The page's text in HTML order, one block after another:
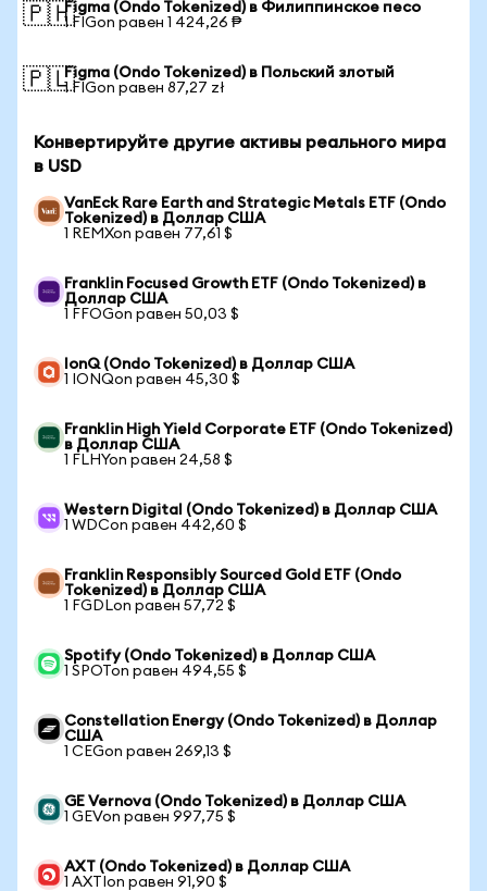
🇵🇭Figma (Ondo Tokenized) в Филиппинское песо
1 FIGon равен 1 424,26 ₱
🇵🇱Figma (Ondo Tokenized) в Польский злотый
1 FIGon равен 87,27 zł
Конвертируйте другие активы реального мира
в USD
VanEck Rare Earth and Strategic Metals ETF (Ondo
Tokenized) в Доллар США
1 REMXon равен 77,61 $
Franklin Focused Growth ETF (Ondo Tokenized) в
Доллар США
1 FFOGon равен 50,03 $
IonQ (Ondo Tokenized) в Доллар США
1 IONQon равен 45,30 $
Franklin High Yield Corporate ETF (Ondo Tokenized)
в Доллар США
1 FLHYon равен 24,58 $
Western Digital (Ondo Tokenized) в Доллар США
1 WDCon равен 442,60 $
Franklin Responsibly Sourced Gold ETF (Ondo
Tokenized) в Доллар США
1 FGDLon равен 57,72 $
Spotify (Ondo Tokenized) в Доллар США
1 SPOTon равен 494,55 $
Constellation Energy (Ondo Tokenized) в Доллар
США
1 CEGon равен 269,13 $
GE Vernova (Ondo Tokenized) в Доллар США
1 GEVon равен 997,75 $
AXT (Ondo Tokenized) в Доллар США
1 AXTIon равен 91,90 $